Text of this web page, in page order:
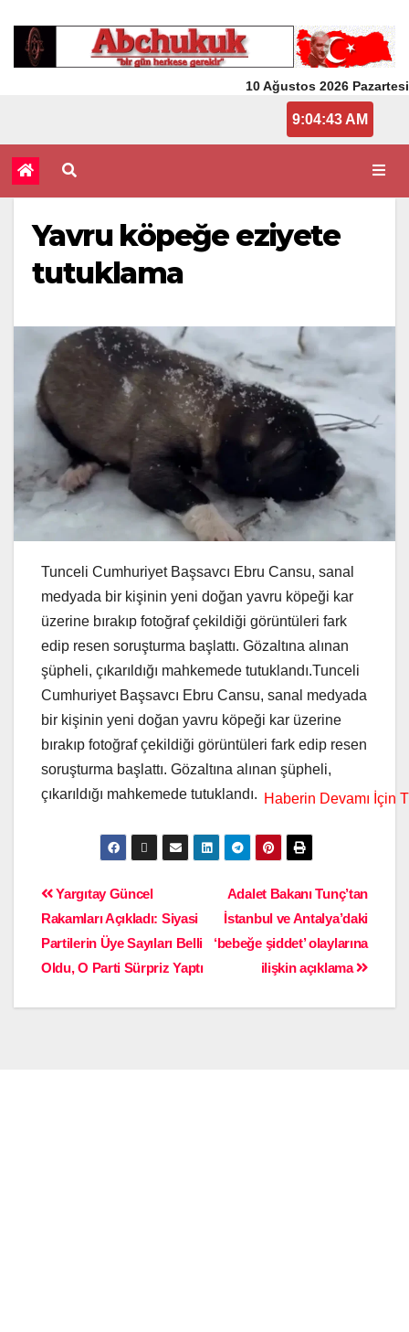
10 Ağustos 2026 Pazartesi
9:04:44 AM
Yavru köpeğe eziyete
tutuklama
Tunceli Cumhuriyet Başsavcı Ebru Cansu, sanal
medyada bir kişinin yeni doğan yavru köpeği kar
üzerine bırakıp fotoğraf çekildiği görüntüleri fark
edip resen soruşturma başlattı. Gözaltına alınan
şüpheli, çıkarıldığı mahkemede tutuklandı.Tunceli
Cumhuriyet Başsavcı Ebru Cansu, sanal medyada
bir kişinin yeni doğan yavru köpeği kar üzerine
bırakıp fotoğraf çekildiği görüntüleri fark edip resen
soruşturma başlattı. Gözaltına alınan şüpheli,
çıkarıldığı mahkemede tutuklandı.
Adalet Bakanı Tunç’tan
İstanbul ve Antalya’daki
‘bebeğe şiddet’ olaylarına
ilişkin açıklama
Yargıtay Güncel
Rakamları Açıkladı: Siyasi
Partilerin Üye Sayıları Belli
Oldu, O Parti Sürpriz Yaptı